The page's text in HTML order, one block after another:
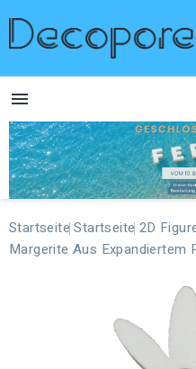

Startseite Startseite 2D
Margerite Aus Expandiertem